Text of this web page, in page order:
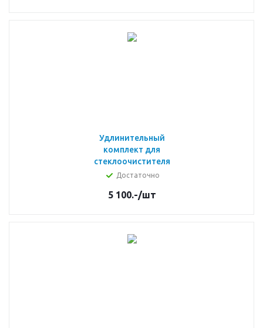
Удлинительный
комплект для
стеклоочистителя
Достаточно
5 100.-/шт